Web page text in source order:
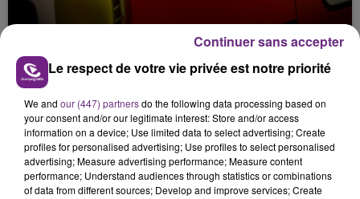
UN FEU DE REMORQUE BLOQUE LA
CIRCULATION DANS LES ARDENNES
Un feu de remorque s'est déclaré ce mercredi en
fin de matinée sur l'A34.
Le respect de votre vie privée est notre priorité
We and our (447) partnersdo the following data processing based on
your consent and/or our legitimate interest: Store and/or access
information on a device; Use limited data to select advertising; Create
profiles for personalised advertising; Use profiles to select personalised
advertising; Measure advertising performance; Measure content
performance; Understand audiences through statistics or combinations
of data from different sources; Develop and improve services; Create
Continuer sans accepter